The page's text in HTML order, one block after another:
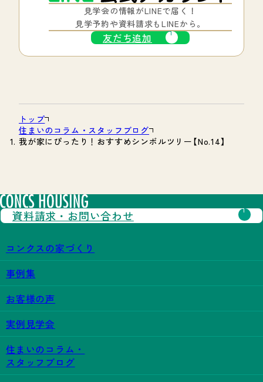
見学会の情報がLINEで届く！
見学予約や資料請求もLINEから。
友だち追加
トップ
住まいのコラム・スタッフブログ
我が家にぴったり！おすすめシンボルツリー【No.14】
コンクスの家づくり
事例集
お客様の声
実例見学会
住まいのコラム・
スタッフブログ
資料請求・ お問い合わせ